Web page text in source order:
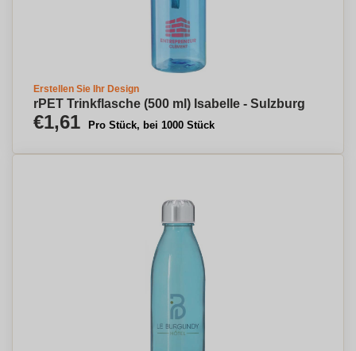
Erstellen Sie Ihr Design
rPET Trinkflasche (500 ml) Isabelle - Sulzburg
€1,61 Pro Stück, bei 1000 Stück